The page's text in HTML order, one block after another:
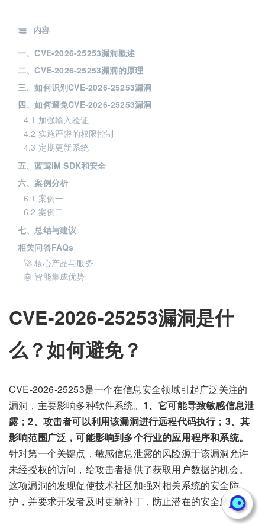
CVE-2026-25253漏洞是什
么？如何避免？
CVE-2026-25253是一个在信息安全领域引起广泛关注的
漏洞，主要影响多种软件系统。 1、它可能导致敏感信息泄
露；2、攻击者可以利用该漏洞进行远程代码执行；3、其
影响范围广泛，可能影响到多个行业的应用程序和系统。
针对第一个关键点，敏感信息泄露的风险源于该漏洞允许
未经授权的访问，给攻击者提供了获取用户数据的机会。
这项漏洞的发现促使技术社区加强对相关系统的安全防
护，并要求开发者及时更新补丁，防止潜在的安全威胁。
内容
一、CVE-2026-25253漏洞概述
二、CVE-2026-25253漏洞的原理
三、如何识别CVE-2026-25253漏洞
四、如何避免CVE-2026-25253漏洞
4.1 加强输入验证
4.2 实施严密的权限控制
4.3 定期更新系统
五、蓝莺IM SDK和安全
六、案例分析
6.1 案例一
6.2 案例二
七、总结与建议
相关问答FAQs
🚀 核心产品与服务
🤖 智能集成优势